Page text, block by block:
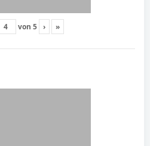
von 5 › »